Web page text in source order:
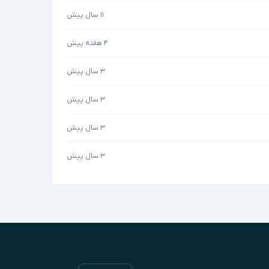
۱۱ سال پیش
۴ هفته پیش
۳ سال پیش
۳ سال پیش
۳ سال پیش
۳ سال پیش